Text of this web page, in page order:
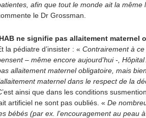
afin que tout le monde ait la même
le Dr Grossman.
ne signifie pas allaitement maternel
la pédiatre d’insister : « Contrairement à
– même encore aujourd’hui -,
allaitement maternel obligatoire, mais
maternel dans le respect de la
ainsi que dans les conditions
artificiel ne sont pas oubliés. « De
bébés (par ex. l’encouragement au peau